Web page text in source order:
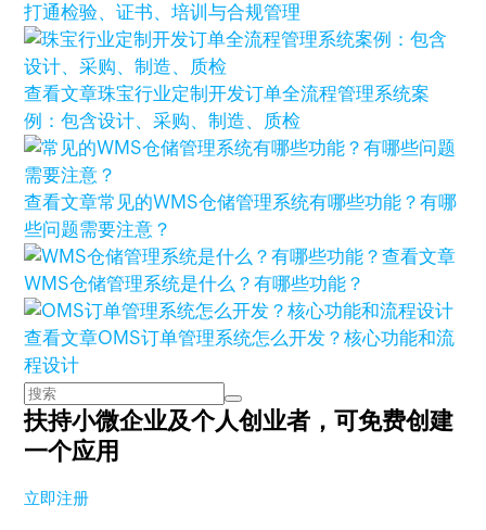
打通检验、证书、培训与合规管理
查看文章珠宝行业定制开发订单全流程管理系统案
例：包含设计、采购、制造、质检
查看文章常见的WMS仓储管理系统有哪些功能？有哪
些问题需要注意？
查看文章
WMS仓储管理系统是什么？有哪些功能？
查看文章OMS订单管理系统怎么开发？核心功能和流
程设计
扶持小微企业及个人创业者，可免费创建
一个应用
立即注册